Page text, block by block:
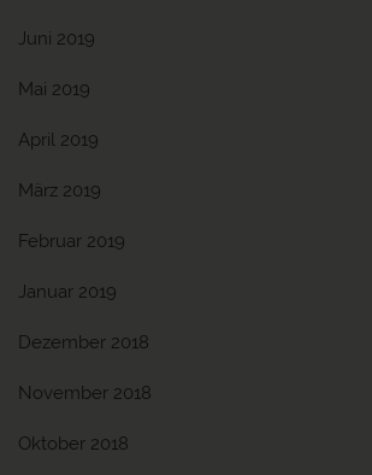
Juni 2019
Mai 2019
April 2019
März 2019
Februar 2019
Januar 2019
Dezember 2018
November 2018
Oktober 2018